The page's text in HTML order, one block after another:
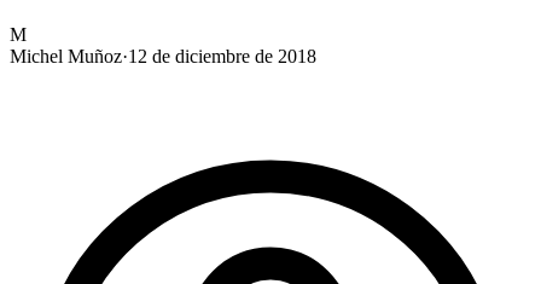
M
Michel Muñoz·12 de diciembre de 2018